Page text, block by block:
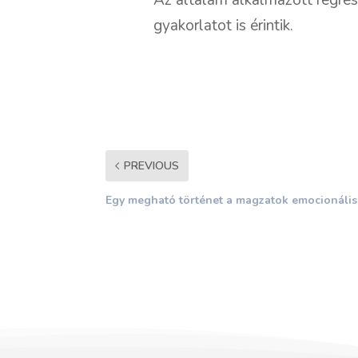
gyakorlatot is érintik.
PREVIOUS
Egy megható történet a magzatok